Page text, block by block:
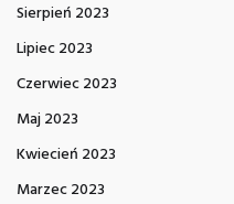
Sierpień 2023
Lipiec 2023
Czerwiec 2023
Maj 2023
Kwiecień 2023
Marzec 2023